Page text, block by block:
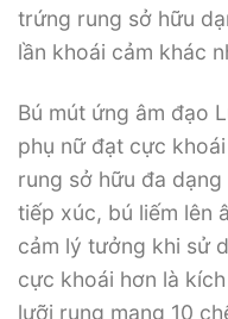
trứng rung sở hữu
lần khoái cảm khác
Bú mút ứng âm đạo
phụ nữ đạt cực
rung sở hữu đa
tiếp xúc, bú liếm lên
cảm lý tưởng khi sử
cực khoái hơn là
lưỡi rung mang 10